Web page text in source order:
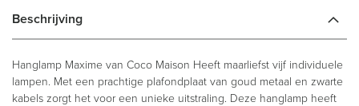
Beschrijving
Hanglamp Maxime van Coco Maison Heeft maarliefst vijf individuele
lampen. Met een prachtige plafondplaat van goud metaal en zwarte
kabels zorgt het voor een unieke uitstraling. Deze hanglamp heeft